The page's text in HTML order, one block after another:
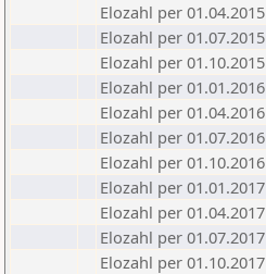
Elozahl per 01.04.2015
Elozahl per 01.07.2015
Elozahl per 01.10.2015
Elozahl per 01.01.2016
Elozahl per 01.04.2016
Elozahl per 01.07.2016
Elozahl per 01.10.2016
Elozahl per 01.01.2017
Elozahl per 01.04.2017
Elozahl per 01.07.2017
Elozahl per 01.10.2017